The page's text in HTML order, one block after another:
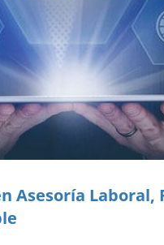
Asesoría Laboral,